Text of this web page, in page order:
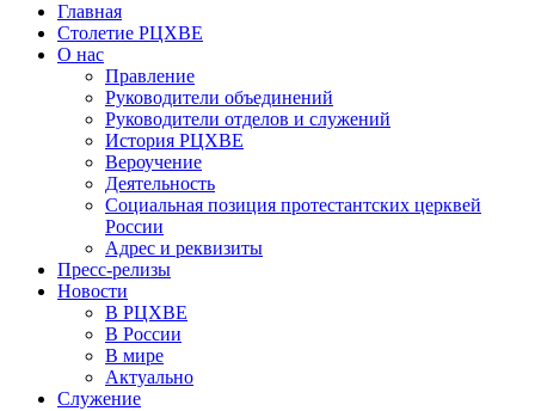
Главная
Столетие РЦХВЕ
О нас
Правление
Руководители объединений
Руководители отделов и служений
История РЦХВЕ
Вероучение
Деятельность
Социальная позиция протестантских церквей
России
Адрес и реквизиты
Пресс-релизы
Новости
В РЦХВЕ
В России
В мире
Актуально
Служение